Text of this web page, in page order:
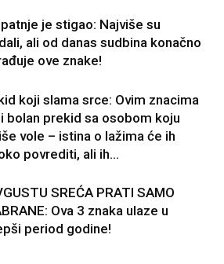
je stigao: Najviše su
ali od danas sudbina konačno
ove znake!
koji slama srce: Ovim znacima
bolan prekid sa osobom koju
vole – istina o lažima će ih
povrediti, ali ih...
SREĆA PRATI SAMO
Ova 3 znaka ulaze u
period godine!